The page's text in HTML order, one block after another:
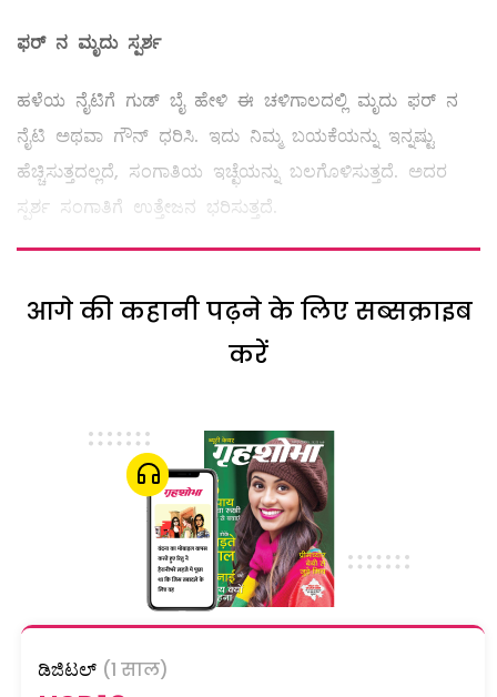
ಫರ್‌ ನ ಮೃದು ಸ್ಪರ್ಶ
ಹಳೆಯ ನೈಟಿಗೆ ಗುಡ್‌ ಬೈ ಹೇಳಿ ಈ ಚಳಿಗಾಲದಲ್ಲಿ ಮೃದು ಫರ್‌ ನ
ನೈಟಿ ಅಥವಾ ಗೌನ್‌ ಧರಿಸಿ. ಇದು ನಿಮ್ಮ ಬಯಕೆಯನ್ನು ಇನ್ನಷ್ಟು
ಹೆಚ್ಚಿಸುತ್ತದಲ್ಲದೆ, ಸಂಗಾತಿಯ ಇಚ್ಛೆಯನ್ನು ಬಲಗೊಳಿಸುತ್ತದೆ. ಅದರ
ಸ್ಪರ್ಶ ಸಂಗಾತಿಗೆ ಉತ್ತೇಜನ ಭರಿಸುತ್ತದೆ.
आगे की कहानी पढ़ने के लिए सब्सक्राइब
करें
ಡಿಜಿಟಲ್ (1 साल)